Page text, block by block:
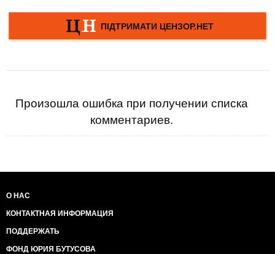
Произошла ошибка при получении списка
комментариев.
О НАС
КОНТАКТНАЯ ИНФОРМАЦИЯ
ПОДДЕРЖАТЬ
ФОНД ЮРИЯ БУТУСОВА